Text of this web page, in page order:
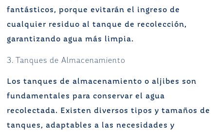
fantásticos, porque evitarán el ingreso de
cualquier residuo al tanque de recolección,
garantizando agua más limpia.
3. Tanques de Almacenamiento
Los tanques de almacenamiento o aljibes son
fundamentales para conservar el agua
recolectada. Existen diversos tipos y tamaños de
tanques, adaptables a las necesidades y